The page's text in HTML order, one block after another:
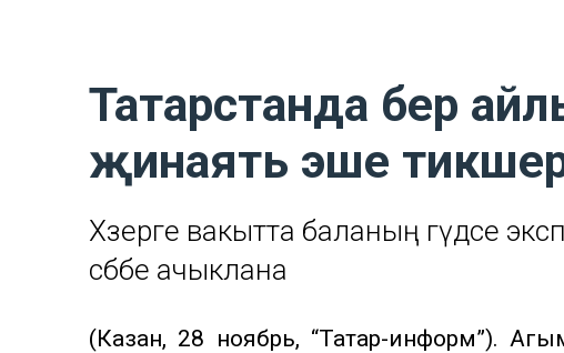
Татарстанда бер
җинаять эше
Хәзерге вакытта баланың гәүдәсе
сәбәбе ачыклана
(Казан, 28 ноябрь, “Татар-информ”).